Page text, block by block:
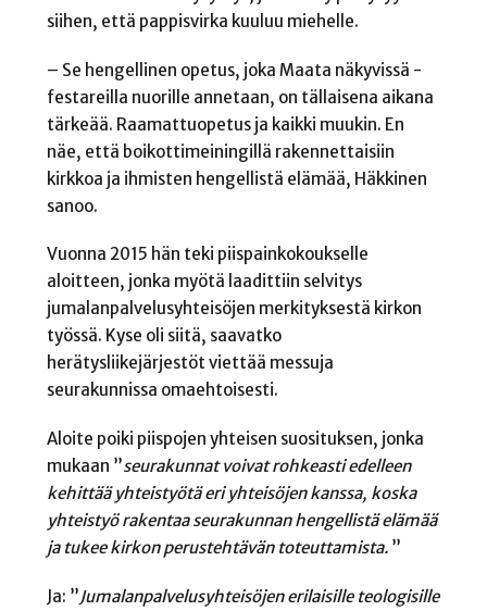
siihen, että pappisvirka kuuluu miehelle.
– Se hengellinen opetus, joka Maata näkyvissä -
festareilla nuorille annetaan, on tällaisena aikana
tärkeää. Raamattuopetus ja kaikki muukin. En
näe, että boikottimeiningillä rakennettaisiin
kirkkoa ja ihmisten hengellistä elämää, Häkkinen
sanoo.
Vuonna 2015 hän teki piispainkokoukselle
aloitteen, jonka myötä laadittiin selvitys
jumalanpalvelusyhteisöjen merkityksestä kirkon
työssä. Kyse oli siitä, saavatko
herätysliikejärjestöt viettää messuja
seurakunnissa omaehtoisesti.
Aloite poiki piispojen yhteisen suosituksen, jonka
mukaan ”seurakunnat voivat rohkeasti edelleen
kehittää yhteistyötä eri yhteisöjen kanssa, koska
yhteistyö rakentaa seurakunnan hengellistä elämää
ja tukee kirkon perustehtävän toteuttamista.”
Ja: ”Jumalanpalvelusyhteisöjen erilaisille teologisille